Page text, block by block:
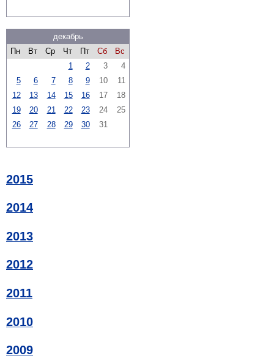
декабрь
Пн
Вт Ср Чт Пт Сб
Вс
1
2 3
4
5
6 7 8 9 10
11
12
13 14 15 16 17
18
19
20 21 22 23 24
25
26
27 28 29 30 31
2015
2014
2013
2012
2011
2010
2009